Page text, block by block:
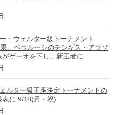
・ウェルター級トーナメント
。ベラルーシのチンギス・アラゾ
がゲーオを下し、新王者に
ェルター級王座決定トーナメントの
表に 9/18(月・祝)